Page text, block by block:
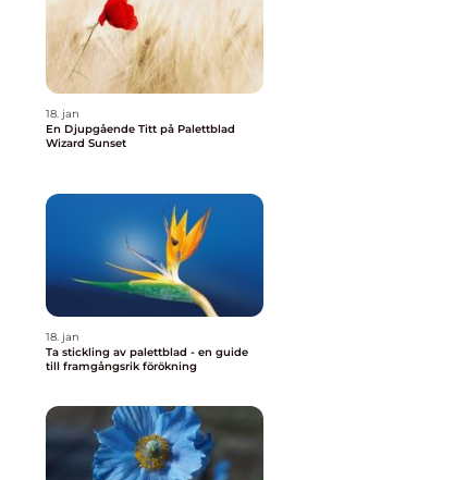
18. jan
En Djupgående Titt på Palettblad
Wizard Sunset
18. jan
Ta stickling av palettblad - en guide
till framgångsrik förökning